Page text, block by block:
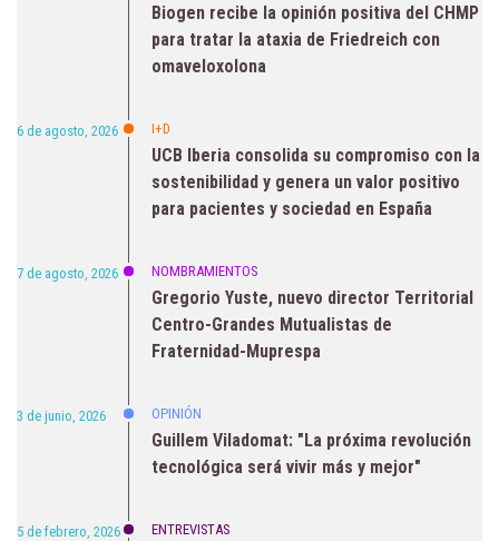
Biogen recibe la opinión positiva del CHMP
para tratar la ataxia de Friedreich con
omaveloxolona
6 de agosto, 2026 I+D
UCB Iberia consolida su compromiso con la
sostenibilidad y genera un valor positivo
para pacientes y sociedad en España
7 de agosto, 2026 NOMBRAMIENTOS
Gregorio Yuste, nuevo director Territorial
Centro-Grandes Mutualistas de
Fraternidad-Muprespa
3 de junio, 2026 OPINIÓN
Guillem Viladomat: "La próxima revolución
tecnológica será vivir más y mejor"
5 de febrero, 2026 ENTREVISTAS